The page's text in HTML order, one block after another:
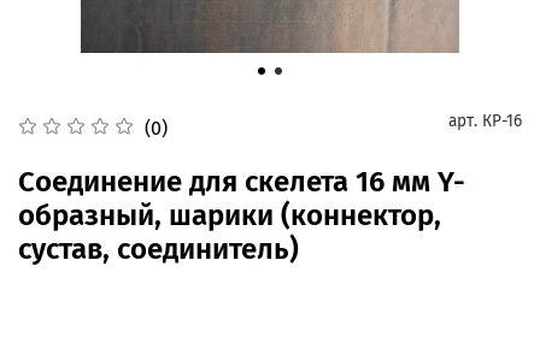
(0) арт. КР-16
Соединение для скелета 16 мм Y-
образный, шарики (коннектор,
сустав, соединитель)